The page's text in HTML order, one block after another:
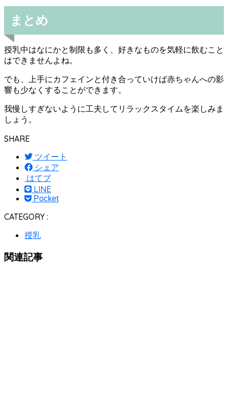
まとめ
授乳中はなにかと制限も多く、好きなものを気軽に飲むこと
はできませんよね。
でも、上手にカフェインと付き合っていけば赤ちゃんへの影
響も少なくすることができます。
我慢しすぎないように工夫してリラックスタイムを楽しみま
しょう。
SHARE
ツイート
シェア
はてブ
LINE
Pocket
CATEGORY :
授乳
関連記事